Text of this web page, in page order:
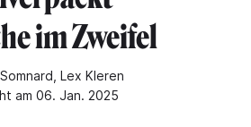
im Zweifel
Lex Kleren
am 06. Jan. 2025